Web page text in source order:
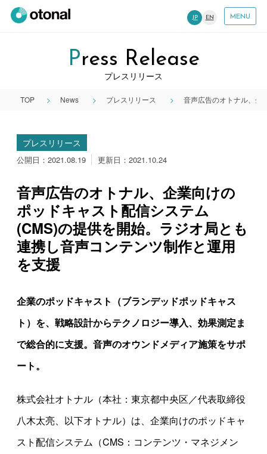
JP EN MENU
Press Release
プレスリリース
TOP News プレスリリース 音声広告のオトナル、企
プレスリリース
公開日：2021.08.19 更新日：2021.10.24
音声広告のオトナル、企業向けの
ポッドキャスト配信システム
(CMS)の提供を開始。ラジオ局とも
連携し音声コンテンツ制作と運用
を支援
企業のポッドキャスト（ブランデッドポッドキャス
ト）を、戦略設計からテクノロジー導入、効果測定ま
で総合的に支援。音声のオウンドメディア施策をサポ
ート。
株式会社オトナル（本社：東京都中央区／代表取締役
八木太亮、以下オトナル）は、企業向けのポッドキャ
スト配信システム（CMS：コンテンツ・マネジメン